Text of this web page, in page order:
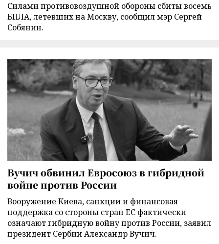
Силами противовоздушной обороны сбиты восемь
БПЛА, летевших на Москву, сообщил мэр Сергей
Собянин.
Вучич обвинил Евросоюз в гибридной
войне против России
Вооружение Киева, санкции и финансовая
поддержка со стороны стран ЕС фактически
означают гибридную войну против России, заявил
президент Сербии Александр Вучич.